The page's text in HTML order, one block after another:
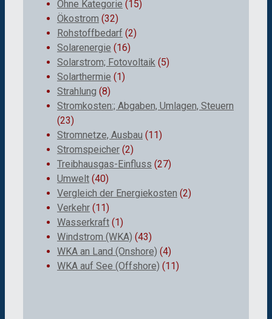
Ohne Kategorie (15)
Ökostrom (32)
Rohstoffbedarf (2)
Solarenergie (16)
Solarstrom; Fotovoltaik (5)
Solarthermie (1)
Strahlung (8)
Stromkosten:; Abgaben, Umlagen, Steuern
(23)
Stromnetze, Ausbau (11)
Stromspeicher (2)
Treibhausgas-Einfluss (27)
Umwelt (40)
Vergleich der Energiekosten (2)
Verkehr (11)
Wasserkraft (1)
Windstrom (WKA) (43)
WKA an Land (Onshore) (4)
WKA auf See (Offshore) (11)